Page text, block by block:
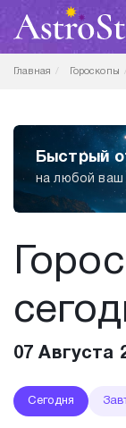
Главная Гороскопы
Быстрый
на любой ваш
07 Августа
Сегодня